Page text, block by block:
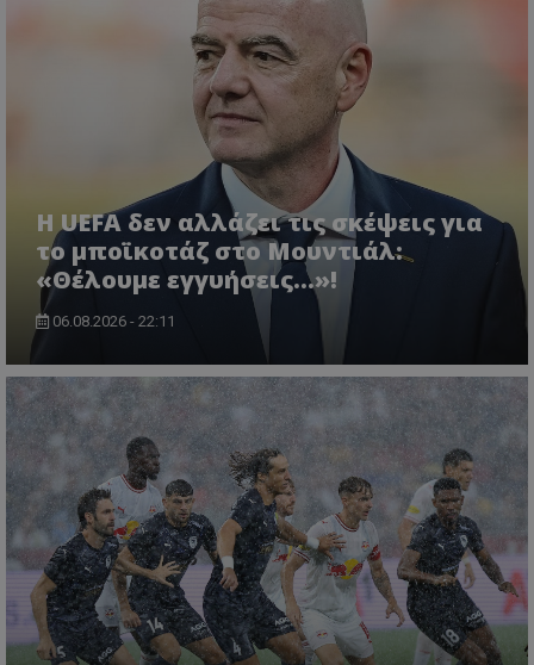
Η UEFA δεν αλλάζει τις σκέψεις για
το μποϊκοτάζ στο Μουντιάλ:
«Θέλουμε εγγυήσεις...»!
06.08.2026 - 22:11